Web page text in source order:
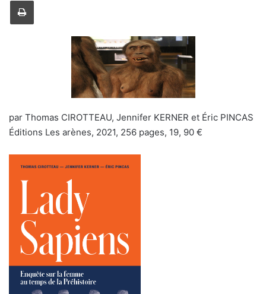
par Thomas CIROTTEAU, Jennifer KERNER et Éric PINCAS
Éditions Les arènes, 2021, 256 pages, 19, 90 €